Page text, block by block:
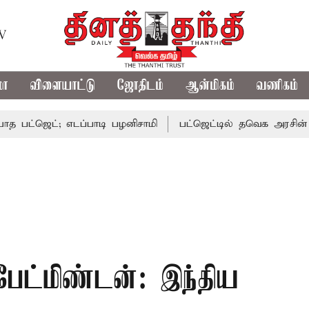
விளையாட்டு ஜோதிடம் ஆன்மிகம் வணிகம்
எடப்பாடி பழனிசாமி பட்ஜெட்டில் தவெக அரசின்
இந்திய